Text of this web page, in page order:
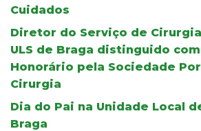
Cuidados
Diretor do Serviço de
ULS de Braga distinguido
Honorário pela Sociedade
Cirurgia
Dia do Pai na Unidade Local
Braga